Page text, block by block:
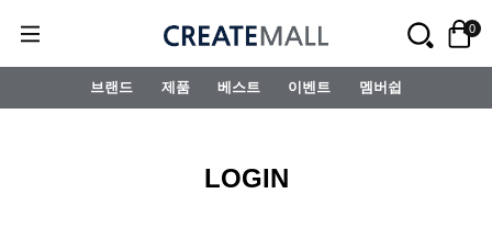
0
브랜드 제품 베스트 이벤트 멤버쉽
LOGIN